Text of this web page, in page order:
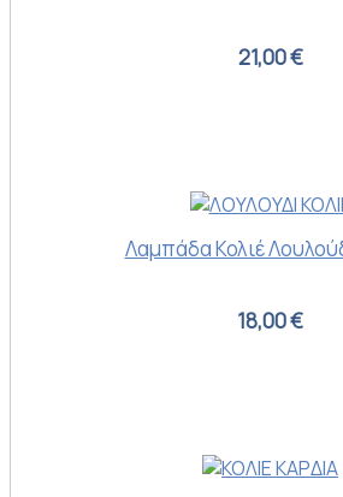
21,00 €
Λαμπάδα Κολιέ
18,00 €